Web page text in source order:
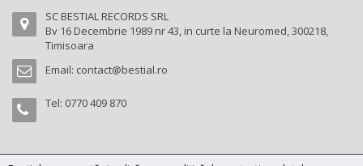
SC BESTIAL RECORDS SRL
Bv 16 Decembrie 1989 nr 43, in curte la Neuromed, 300218,
Timisoara
Email: contact@bestial.ro
Tel: 0770 409 870